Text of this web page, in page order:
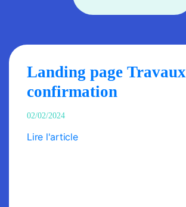
Landing page Travaux
confirmation
02/02/2024
Lire l'article